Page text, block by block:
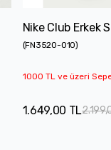
Nike Club Erkek
(FN3520-010)
1000 TL ve üzeri
1.649,00 TL